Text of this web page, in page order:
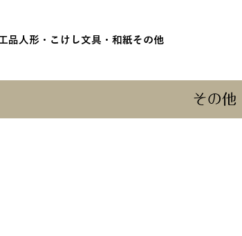
品 人形・こけし 文具・和紙その他
その他